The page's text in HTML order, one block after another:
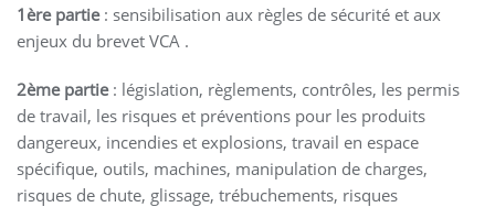
1ère partie : sensibilisation aux règles de sécurité et aux
enjeux du brevet VCA .
2ème partie : législation, règlements, contrôles, les permis
de travail, les risques et préventions pour les produits
dangereux, incendies et explosions, travail en espace
spécifique, outils, machines, manipulation de charges,
risques de chute, glissage, trébuchements, risques